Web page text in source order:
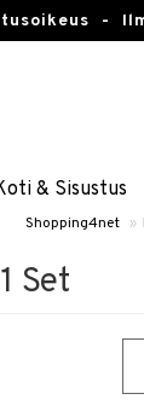
-
& Sisustus
Shopping4net »
Set